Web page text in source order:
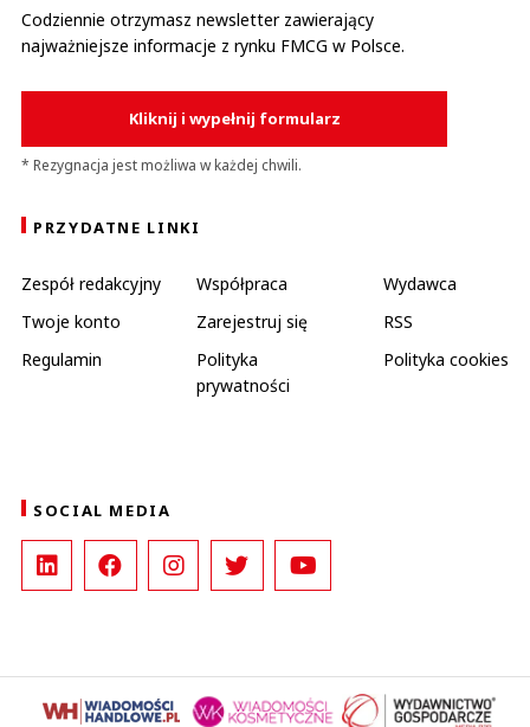
Codziennie otrzymasz newsletter zawierający
najważniejsze informacje z rynku FMCG w Polsce.
Kliknij i wypełnij formularz
* Rezygnacja jest możliwa w każdej chwili.
PRZYDATNE LINKI
Zespół redakcyjny Współpraca
Wydawca
Twoje konto
Zarejestruj się
RSS
Regulamin
Polityka
prywatności
Polityka cookies
SOCIAL MEDIA